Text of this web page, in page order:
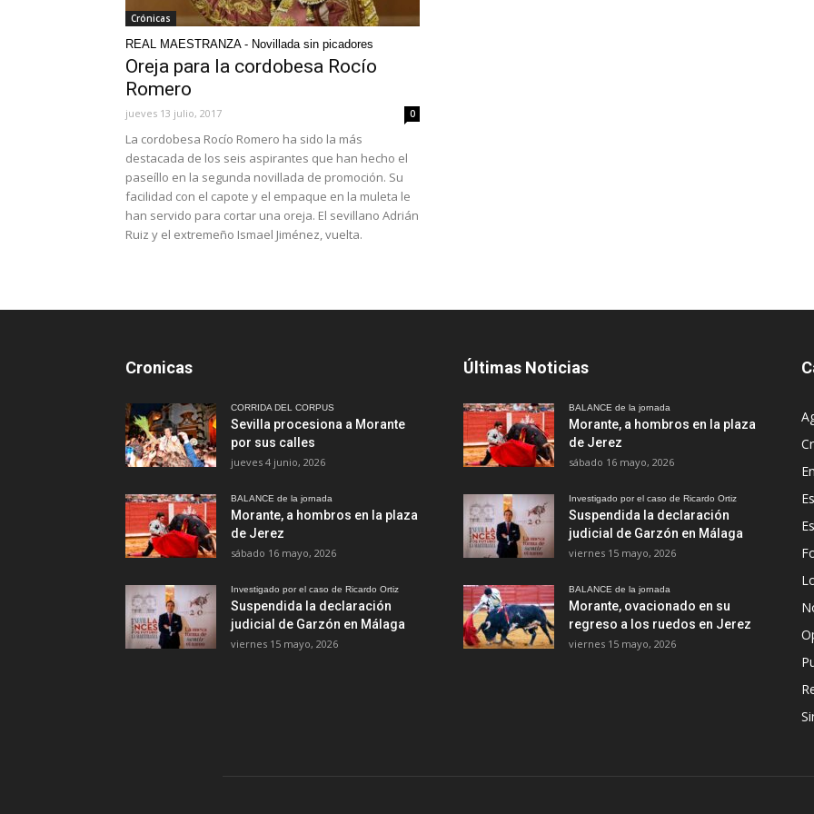
Crónicas
REAL MAESTRANZA - Novillada sin picadores
Oreja para la cordobesa Rocío
Romero
jueves 13 julio, 2017 0
La cordobesa Rocío Romero ha sido la más
destacada de los seis aspirantes que han hecho el
paseíllo en la segunda novillada de promoción. Su
facilidad con el capote y el empaque en la muleta le
han servido para cortar una oreja. El sevillano Adrián
Ruiz y el extremeño Ismael Jiménez, vuelta.
Cronicas
CORRIDA DEL CORPUS
Sevilla procesiona a Morante
por sus calles
jueves 4 junio, 2026
BALANCE de la jornada
Morante, a hombros en la plaza
de Jerez
sábado 16 mayo, 2026
Investigado por el caso de Ricardo Ortiz
Suspendida la declaración
judicial de Garzón en Málaga
viernes 15 mayo, 2026
Últimas Noticias
BALANCE de la jornada
Morante, a hombros en la plaza
de Jerez
sábado 16 mayo, 2026
Investigado por el caso de Ricardo Ortiz
Suspendida la declaración
judicial de Garzón en Málaga
viernes 15 mayo, 2026
BALANCE de la jornada
Morante, ovacionado en su
regreso a los ruedos en Jerez
viernes 15 mayo, 2026